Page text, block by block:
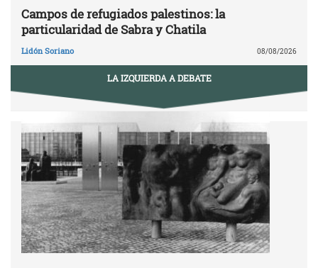
Campos de refugiados palestinos: la
particularidad de Sabra y Chatila
Lidón Soriano 08/08/2026
LA IZQUIERDA A DEBATE